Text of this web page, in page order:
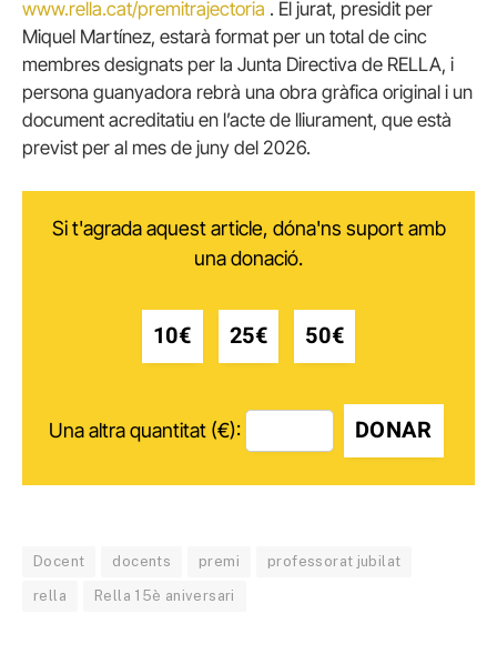
www.rella.cat/premitrajectoria . El jurat, presidit per
Miquel Martínez, estarà format per un total de cinc
membres designats per la Junta Directiva de RELLA, i
persona guanyadora rebrà una obra gràfica original i un
document acreditatiu en l’acte de lliurament, que està
previst per al mes de juny del 2026.
Si t'agrada aquest article, dóna'ns suport amb
una donació.
10€ 25€ 50€
Una altra quantitat (€): DONAR
Docent docents premi professorat jubilat
rella Rella 15è aniversari